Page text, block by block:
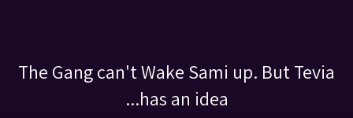
The Gang can't Wake Sami up. But Tevia
has an idea...